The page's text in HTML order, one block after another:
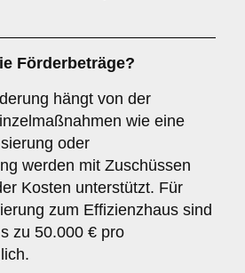
Förderbeträge?
hängt von der
wie eine
oder
werden mit Zuschüssen
Kosten unterstützt. Für
zum Effizienzhaus sind
zu 50.000 € pro